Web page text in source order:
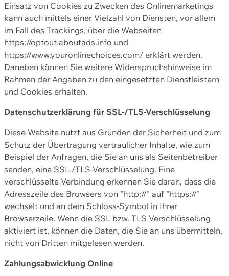
Einsatz von Cookies zu Zwecken des Onlinemarketings
kann auch mittels einer Vielzahl von Diensten, vor allem
im Fall des Trackings, über die Webseiten
https://optout.aboutads.info und
https://www.youronlinechoices.com/ erklärt werden.
Daneben können Sie weitere Widerspruchshinweise im
Rahmen der Angaben zu den eingesetzten Dienstleistern
und Cookies erhalten.
Datenschutzerklärung für SSL-/TLS-Verschlüsselung
Diese Website nutzt aus Gründen der Sicherheit und zum
Schutz der Übertragung vertraulicher Inhalte, wie zum
Beispiel der Anfragen, die Sie an uns als Seitenbetreiber
senden, eine SSL-/TLS-Verschlüsselung. Eine
verschlüsselte Verbindung erkennen Sie daran, dass die
Adresszeile des Browsers von "http://" auf "https://"
wechselt und an dem Schloss-Symbol in Ihrer
Browserzeile. Wenn die SSL bzw. TLS Verschlüsselung
aktiviert ist, können die Daten, die Sie an uns übermitteln,
nicht von Dritten mitgelesen werden.
Zahlungsabwicklung Online